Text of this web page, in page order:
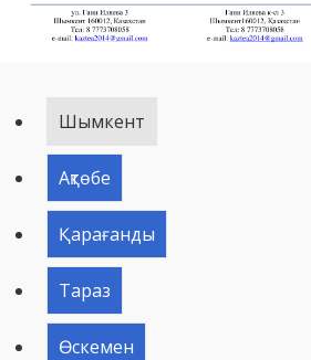
Шымкент
Ақтөбе
Қарағанды
Тараз
Өскемен